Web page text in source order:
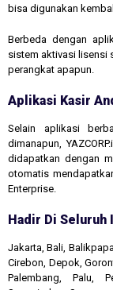
bisa digunakan
Berbeda dengan
sistem aktivasi lisensi
perangkat apapun.
Aplikasi Kasir
Selain aplikasi
dimanapun,
didapatkan dengan
otomatis
Enterprise.
Hadir Di Seluruh
Jakarta, Bali,
Cirebon, Depok,
Palembang, Palu,